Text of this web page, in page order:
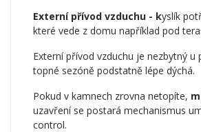
Externí přívod vzduchu - kyslík
které vede z domu například pod
Externí přívod vzduchu je nezbytný
topné sezóně podstatně lépe dýchá.
Pokud v kamnech zrovna netopíte,
uzavření se postará mechanismus
control.